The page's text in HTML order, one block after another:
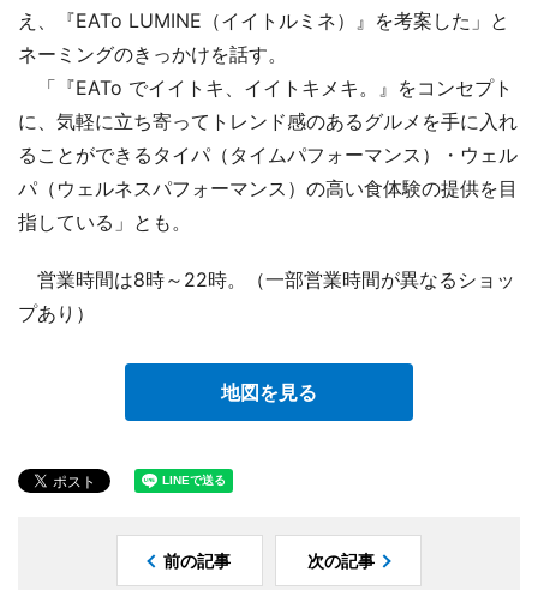
え、『EATo LUMINE（イイトルミネ）』を考案した」と
ネーミングのきっかけを話す。
「『EATo でイイトキ、イイトキメキ。』をコンセプト
に、気軽に立ち寄ってトレンド感のあるグルメを手に入れ
ることができるタイパ（タイムパフォーマンス）・ウェル
パ（ウェルネスパフォーマンス）の高い食体験の提供を目
指している」とも。
営業時間は8時～22時。（一部営業時間が異なるショッ
プあり）
地図を見る
前の記事 次の記事